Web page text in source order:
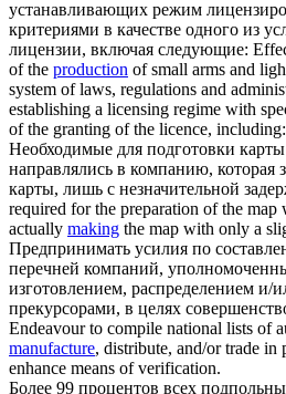
устанавливающих режим
критериями в качестве одного из
лицензии, включая следующие:
of the production of small arms and
system of laws, regulations and
establishing a licensing regime with
of the granting of the licence, including:
Необходимые для подготовки
направлялись в компанию, которая
карты, лишь с незначительной
required for the preparation of the map
actually making the map with only a
Предпринимать усилия по
перечней компаний,
изготовлением, распределением и/
прекурсорами, в целях
Endeavour to compile national lists of
manufacture, distribute, and/or trade in
enhance means of verification.
Более 99 процентов всех